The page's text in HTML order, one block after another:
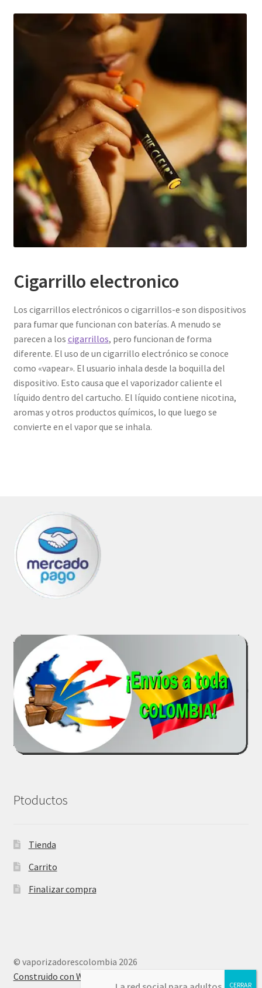
Cigarrillo electronico
Los cigarrillos electrónicos o cigarrillos-e son dispositivos
para fumar que funcionan con baterías. A menudo se
parecen a los cigarrillos, pero funcionan de forma
diferente. El uso de un cigarrillo electrónico se conoce
como «vapear». El usuario inhala desde la boquilla del
dispositivo. Esto causa que el vaporizador caliente el
líquido dentro del cartucho. El líquido contiene nicotina,
aromas y otros productos químicos, lo que luego se
convierte en el vapor que se inhala.
Ptoductos
Tienda
Carrito
Finalizar compra
© vaporizadorescolombia 2026
Construido con WooCommerce